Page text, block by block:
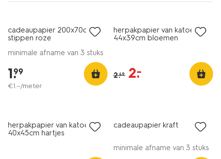
cadeaupapier 200x70cm
stippen roze
minimale afname van 3 stuks
1.
99
€1.–/meter
herpakpapier van katoen
44x39cm bloemen
2.49 2.
–
herpakpapier van katoen
40x45cm hartjes
cadeaupapier kraft
minimale afname van 3 stuks